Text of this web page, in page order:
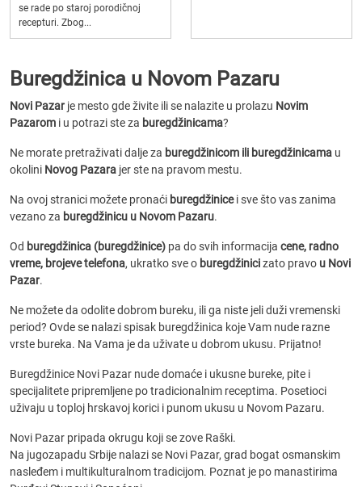
se rade po staroj porodičnoj
recepturi. Zbog...
Buregdžinica u Novom Pazaru
Novi Pazar je mesto gde živite ili se nalazite u prolazu Novim
Pazarom i u potrazi ste za buregdžinicama?
Ne morate pretraživati dalje za buregdžinicom ili buregdžinicama u
okolini Novog Pazara jer ste na pravom mestu.
Na ovoj stranici možete pronaći buregdžinicei sve što vas zanima
vezano za buregdžinicu u Novom Pazaru.
Od buregdžinica (buregdžinice) pa do svih informacija cene, radno
vreme, brojeve telefona, ukratko sve o buregdžinicizato pravo u Novi
Pazar.
Ne možete da odolite dobrom bureku, ili ga niste jeli duži vremenski
period? Ovde se nalazi spisak buregdžinica koje Vam nude razne
vrste bureka. Na Vama je da uživate u dobrom ukusu. Prijatno!
Buregdžinice Novi Pazar nude domaće i ukusne bureke, pite i
specijalitete pripremljene po tradicionalnim receptima. Posetioci
uživaju u toploj hrskavoj korici i punom ukusu u Novom Pazaru.
Novi Pazar pripada okrugu koji se zove Raški.
Na jugozapadu Srbije nalazi se Novi Pazar, grad bogat osmanskim
nasleđem i multikulturalnom tradicijom. Poznat je po manastirima